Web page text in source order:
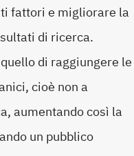
fattori e migliorare la
di ricerca.
di raggiungere le
cioè non a
aumentando così la
un pubblico